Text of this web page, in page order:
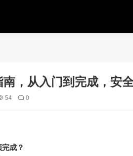
，从入门到完成，安
54 0
成？